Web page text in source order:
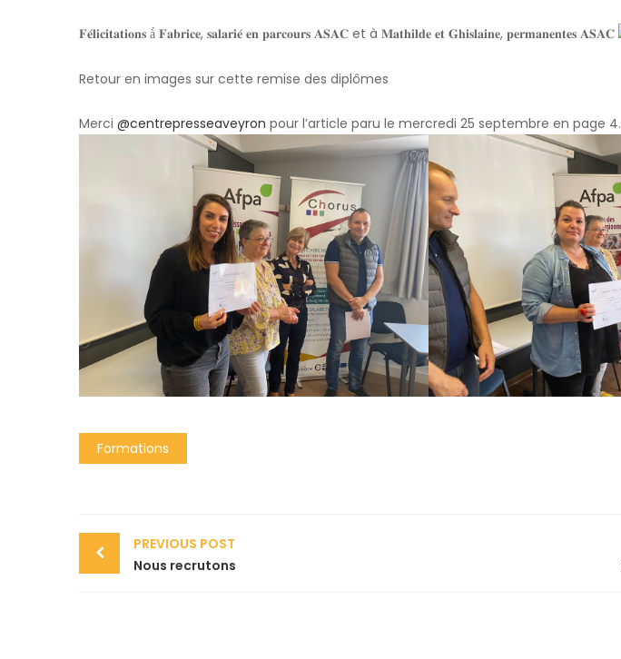
𝐅𝐞́𝐥𝐢𝐜𝐢𝐭𝐚𝐭𝐢𝐨𝐧𝐬 à̀ 𝐅𝐚𝐛𝐫𝐢𝐜𝐞, 𝐬𝐚𝐥𝐚𝐫𝐢𝐞́ 𝐞𝐧 𝐩𝐚𝐫𝐜𝐨𝐮𝐫𝐬 𝐀𝐒𝐀𝐂 et à 𝐌𝐚𝐭𝐡𝐢𝐥𝐝𝐞 𝐞𝐭 𝐆𝐡𝐢𝐬𝐥𝐚𝐢𝐧𝐞, 𝐩𝐞𝐫𝐦𝐚𝐧𝐞𝐧𝐭𝐞𝐬 𝐀𝐒𝐀𝐂
Retour en images sur cette remise des diplômes
Merci @centrepresseaveyron pour l’article paru le mercredi 25 septembre en page 4.
Formations
PREVIOUS POST
Nous recrutons